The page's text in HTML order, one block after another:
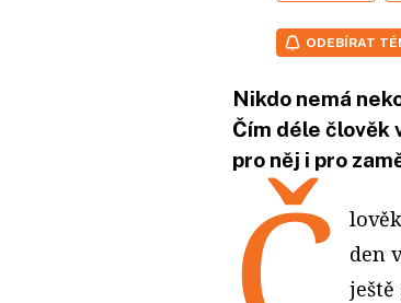
ODEBÍRAT
Nikdo nemá
Čím déle člověk
pro něj i pro
den
ještě